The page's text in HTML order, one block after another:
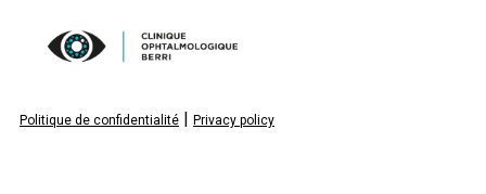
Politique de confidentialité Privacy policy